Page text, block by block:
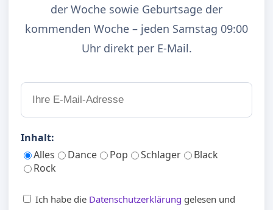
der Woche sowie Geburtsage der
kommenden Woche – jeden Samstag 09:00
Uhr direkt per E-Mail.
Inhalt:
Alles
Dance Pop Schlager
Black
Rock
Ich habe die Datenschutzerklärung gelesen und